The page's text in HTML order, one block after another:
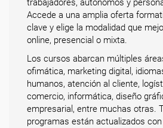
trabajadores, autónomos y
Accede a una amplia oferta
clave y elige la modalidad que
online, presencial o mixta.
Los cursos abarcan múltiples
ofimática, marketing digital,
humanos, atención al cliente,
comercio, informática, diseño
empresarial, entre muchas otras.
programas están actualizados